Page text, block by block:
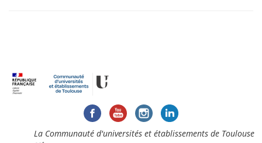
La Communauté d'universités et établissements de Toulouse